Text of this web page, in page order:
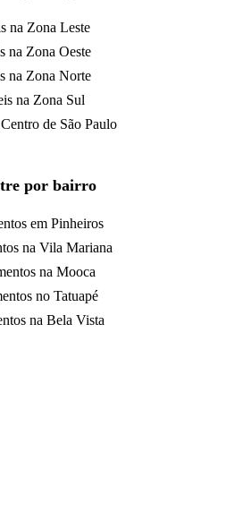
na Zona Leste
na Zona Oeste
na Zona Norte
na Zona Sul
de São Paulo
por bairro
em Pinheiros
na Vila Mariana
na Mooca
no Tatuapé
na Bela Vista